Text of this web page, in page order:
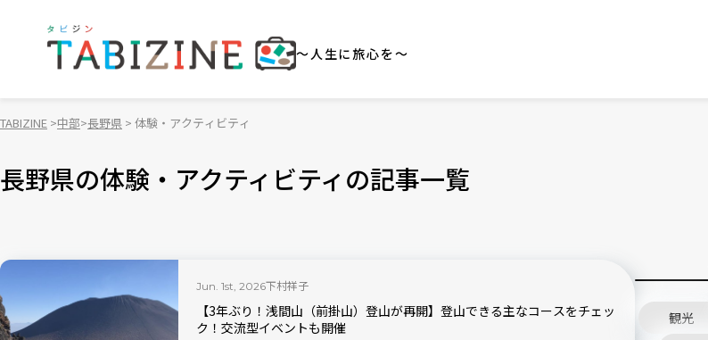
～人生に旅心を～
TABIZINE 中部 長野県 体験・アクティビティ
長野県の体験・アクティビティの記事一覧
Jun. 1st, 2026下村祥子
【3年ぶり！浅間山（前掛山）登山が再開】登山できる主なコースをチェッ
ク！交流型イベントも開催
観光